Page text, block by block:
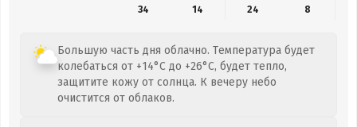
34
14 24 8
Большую часть дня облачно. Температура будет
колебаться от +14°C до +26°C, будет тепло,
защитите кожу от солнца. К вечеру небо
очистится от облаков.